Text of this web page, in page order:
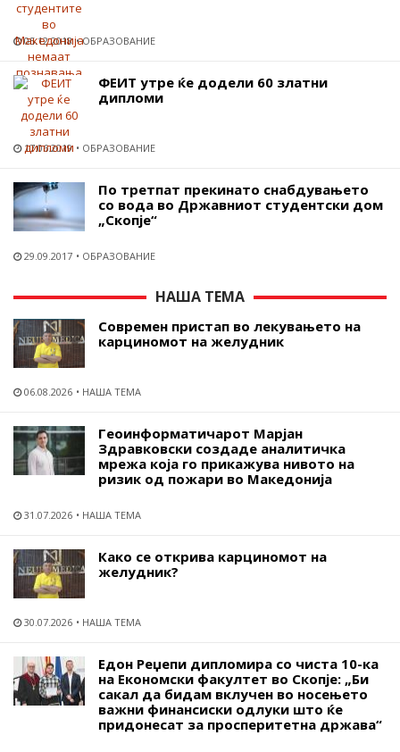
05.12.2018 ОБРАЗОВАНИЕ
ФЕИТ утре ќе додели 60 златни
дипломи
17.06.2019 ОБРАЗОВАНИЕ
По третпат прекинато снабдувањето
со вода во Државниот студентски дом
„Скопје“
29.09.2017 ОБРАЗОВАНИЕ
НАША ТЕМА
Современ пристап во лекувањето на
карциномот на желудник
06.08.2026 НАША ТЕМА
Геоинформатичарот Марјан
Здравковски создаде аналитичка
мрежа која го прикажува нивото на
ризик од пожари во Македонија
31.07.2026 НАША ТЕМА
Како се открива карциномот на
желудник?
30.07.2026 НАША ТЕМА
Едон Реџепи дипломира со чиста 10-ка
на Економски факултет во Скопје: „Би
сакал да бидам вклучен во носењето
важни финансиски одлуки што ќе
придонесат за просперитетна држава“